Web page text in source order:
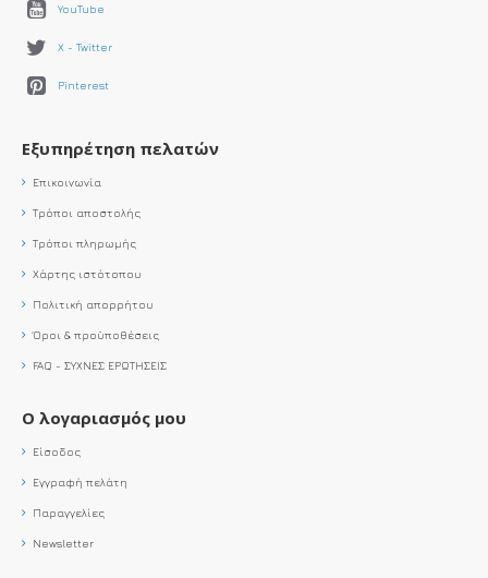
YouTube
X - Twitter
Pinterest
Εξυπηρέτηση πελατών
Επικοινωνία
Τρόποι αποστολής
Τρόποι πληρωμής
Χάρτης ιστότοπου
Πολιτική απορρήτου
Όροι & προϋποθέσεις
FAQ - ΣΥΧΝΕΣ ΕΡΩΤΗΣΕΙΣ
Ο λογαριασμός μου
Είσοδος
Εγγραφή πελάτη
Παραγγελίες
Newsletter